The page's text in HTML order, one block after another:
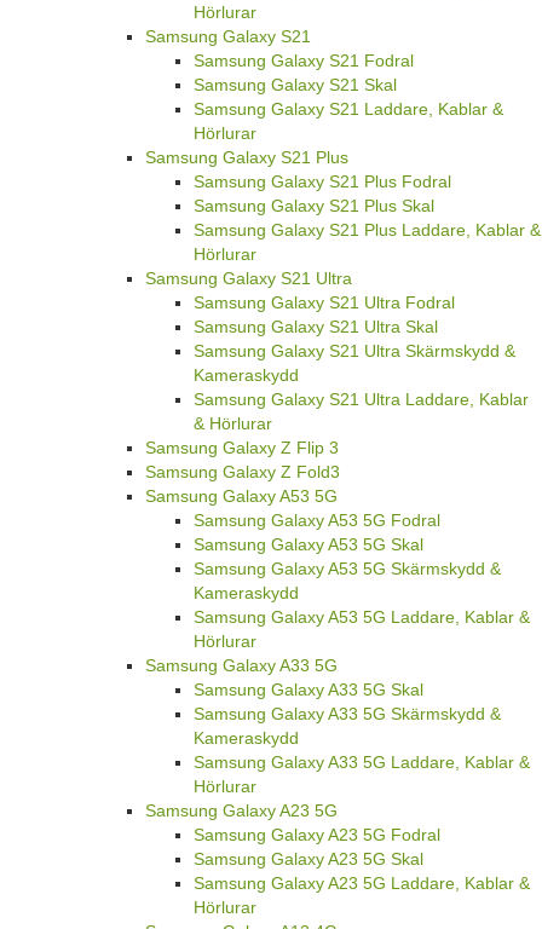
Hörlurar
Samsung Galaxy S21
Samsung Galaxy S21 Fodral
Samsung Galaxy S21 Skal
Samsung Galaxy S21 Laddare, Kablar &
Hörlurar
Samsung Galaxy S21 Plus
Samsung Galaxy S21 Plus Fodral
Samsung Galaxy S21 Plus Skal
Samsung Galaxy S21 Plus Laddare, Kablar &
Hörlurar
Samsung Galaxy S21 Ultra
Samsung Galaxy S21 Ultra Fodral
Samsung Galaxy S21 Ultra Skal
Samsung Galaxy S21 Ultra Skärmskydd &
Kameraskydd
Samsung Galaxy S21 Ultra Laddare, Kablar
& Hörlurar
Samsung Galaxy Z Flip 3
Samsung Galaxy Z Fold3
Samsung Galaxy A53 5G
Samsung Galaxy A53 5G Fodral
Samsung Galaxy A53 5G Skal
Samsung Galaxy A53 5G Skärmskydd &
Kameraskydd
Samsung Galaxy A53 5G Laddare, Kablar &
Hörlurar
Samsung Galaxy A33 5G
Samsung Galaxy A33 5G Skal
Samsung Galaxy A33 5G Skärmskydd &
Kameraskydd
Samsung Galaxy A33 5G Laddare, Kablar &
Hörlurar
Samsung Galaxy A23 5G
Samsung Galaxy A23 5G Fodral
Samsung Galaxy A23 5G Skal
Samsung Galaxy A23 5G Laddare, Kablar &
Hörlurar